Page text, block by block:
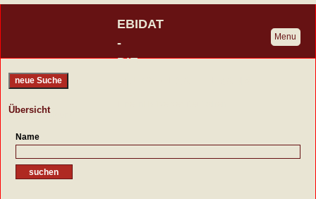
EBIDAT
-
DIE
Burgenvereinigung
Menu
neue Suche
Übersicht
Name